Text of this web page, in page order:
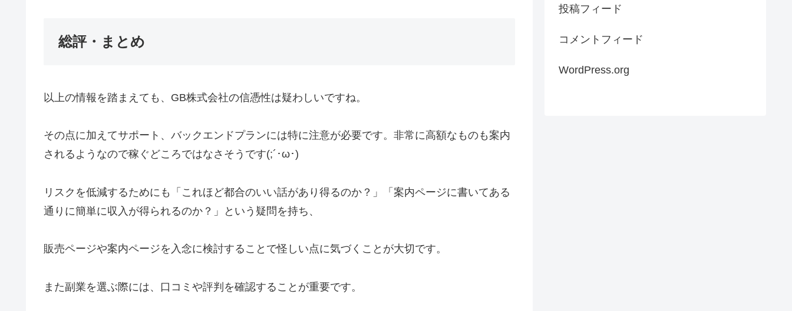
総評・まとめ
以上の情報を踏まえても、GB株式会社の信憑性は疑わしいですね。
その点に加えてサポート、バックエンドプランには特に注意が必要です。非常に高額なものも案内
されるようなので稼ぐどころではなさそうです(;´･ω･)
リスクを低減するためにも「これほど都合のいい話があり得るのか？」「案内ページに書いてある
通りに簡単に収入が得られるのか？」という疑問を持ち、
販売ページや案内ページを入念に検討することで怪しい点に気づくことが大切です。
また副業を選ぶ際には、口コミや評判を確認することが重要です。
投稿フィード
コメントフィード
WordPress.org